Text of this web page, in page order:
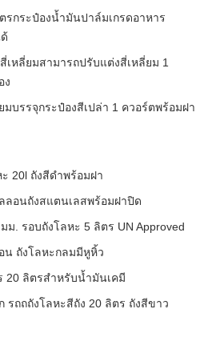
รกระป๋องน้ำมันปาล์มเกรดอาหาร
หลี่ยมสามารถปรับแต่งสี่เหลี่ยม 1
ง
บรรจุกระป๋องสีเปล่า 1 ควอร์ตพร้อมฝา
20l ถังสีดำพร้อมฝา
ลอนถังสแตนเลสพร้อมฝาปิด
ม. รอบถังโลหะ 5 ลิตร UN Approved
น ถังโลหะกลมมีหูหิ้ว
20 ลิตรสำหรับน้ำมันเคมี
รถถถังโลหะสีถัง 20 ลิตร ถังสีขาว